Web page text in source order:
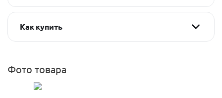
Как купить
Фото товара